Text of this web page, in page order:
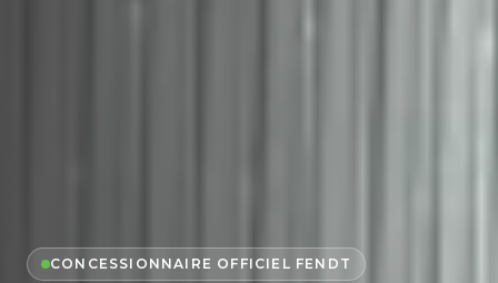
CONCESSIONNAIRE OFFICIEL FENDT